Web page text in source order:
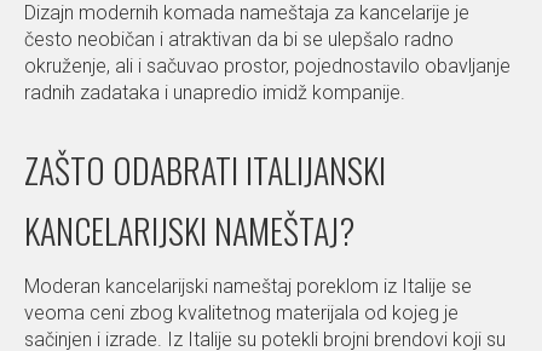
Dizajn modernih komada nameštaja za kancelarije je
često neobičan i atraktivan da bi se ulepšalo radno
okruženje, ali i sačuvao prostor, pojednostavilo obavljanje
radnih zadataka i unapredio imidž kompanije.
ZAŠTO ODABRATI ITALIJANSKI
KANCELARIJSKI NAMEŠTAJ?
Moderan kancelarijski nameštaj poreklom iz Italije se
veoma ceni zbog kvalitetnog materijala od kojeg je
sačinjen i izrade. Iz Italije su potekli brojni brendovi koji su